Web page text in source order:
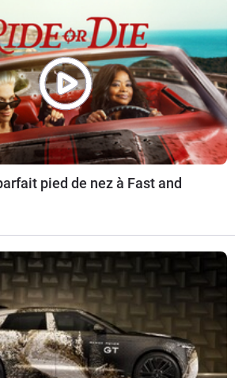
pied de nez à Fast and